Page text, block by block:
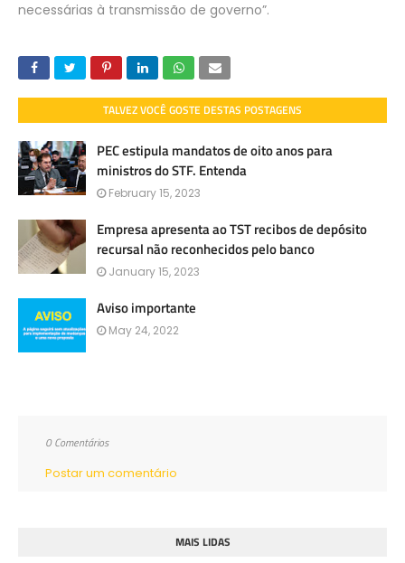
necessárias à transmissão de governo”.
TALVEZ VOCÊ GOSTE DESTAS POSTAGENS
PEC estipula mandatos de oito anos para
ministros do STF. Entenda
February 15, 2023
Empresa apresenta ao TST recibos de depósito
recursal não reconhecidos pelo banco
January 15, 2023
Aviso importante
May 24, 2022
0 Comentários
Postar um comentário
MAIS LIDAS